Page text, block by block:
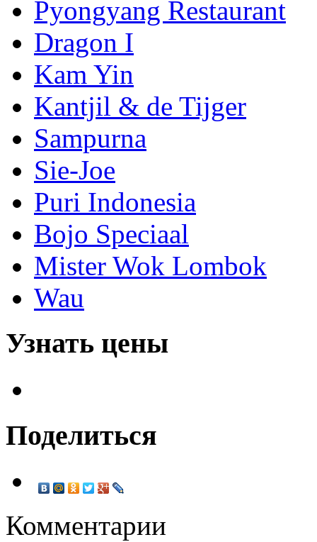
Pyongyang Restaurant
Dragon I
Kam Yin
Kantjil & de Tijger
Sampurna
Sie-Joe
Puri Indonesia
Bojo Speciaal
Mister Wok Lombok
Wau
Узнать цены
Поделиться
Комментарии